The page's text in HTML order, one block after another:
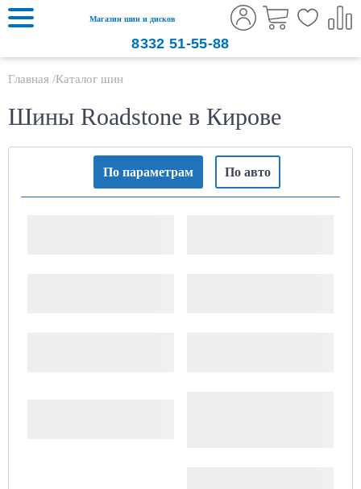
Магазин шин и дисков
8332 51-55-88
Главная Каталог шин
Шины Roadstone в Кирове
По параметрам По авто